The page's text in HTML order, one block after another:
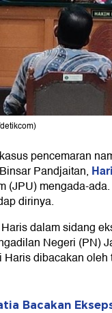
pencemaran
Pandjaitan,
(JPU) mengada-
dirinya.
dalam sidang
Negeri (PN)
Haris dibacakan
Bacakan